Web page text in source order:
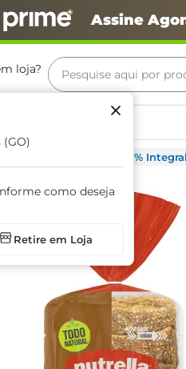
Assine
loja?
(GO)
como deseja
Retire em Loja
Pesquise aqui por
Pão Nutrella 100%
Termos mais
café
arroz
biscoito
azeite
iogurte
papel higiênico